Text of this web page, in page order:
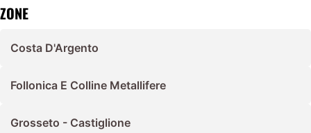
ZONE
Costa D'Argento
Follonica E Colline Metallifere
Grosseto - Castiglione